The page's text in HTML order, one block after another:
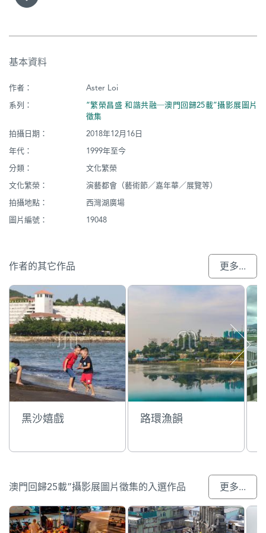
基本資料
作者：
Aster Loi
系列：
“繁榮昌盛 和諧共融─澳門回歸25載”攝影展圖片
徵集
拍攝日期：
2018年12月16日
年代：
1999年至今
分類：
文化繁榮
文化繁榮：
演藝都會（藝術節／嘉年華／展覽等）
拍攝地點：
西灣湖廣場
圖片編號：
19048
作者的其它作品 更多...
黑沙嬉戲 路環漁韻
澳門回歸25載”攝影展圖片徵集的入選作品 更多...